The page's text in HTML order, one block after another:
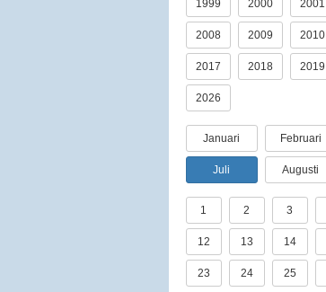
1999 2000 2001
2008 2009 2010
2017 2018 2019
2026
Januari Februari
Juli Augusti
1 2 3
12 13 14
23 24 25